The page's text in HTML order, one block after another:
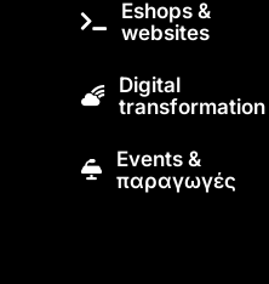
Eshops &
websites
Digital
transformation
Εvents &
παραγωγές